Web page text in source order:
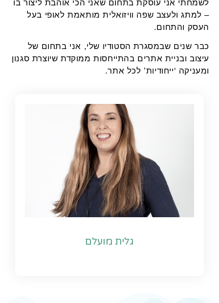
גלית מועלם
לשמחתי אני עוסקת בתחום שאני הכי אוהבת ליצור בו
– למתג ולעצב שפה וויזואלית מותאמת לאופי בעל
העסק והתחום.
כבר שנים שבמסגרת הסטודיו שלי, אני בתחום של
עיצוב ובניית אתרים בהתייחסות ממוקדת שיוצרת סגנון
ומעניקה ‘ייחודיות’ לכל אתר.